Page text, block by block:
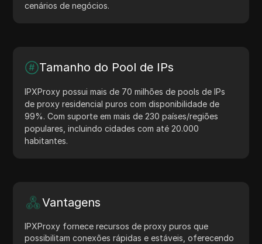
cenários de negócios.
Tamanho do Pool de IPs
IPXProxy possui mais de 70 milhões de pools de IPs
de proxy residencial puros com disponibilidade de
99%. Com suporte em mais de 230 países/regiões
populares, incluindo cidades com até 20.000
habitantes.
Vantagens
IPXProxy fornece recursos de proxy puros que
possibilitam conexões rápidas e estáveis, oferecendo